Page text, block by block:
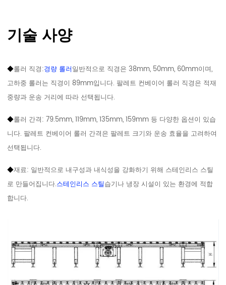
기술 사양
◆롤러 직경:경량 롤러일반적으로 직경은 38mm, 50mm, 60mm이며,
고하중 롤러는 직경이 89mm입니다. 팔레트 컨베이어 롤러 직경은 적재
중량과 운송 거리에 따라 선택됩니다.
◆롤러 간격: 79.5mm, 119mm, 135mm, 159mm 등 다양한 옵션이 있습
니다. 팔레트 컨베이어 롤러 간격은 팔레트 크기와 운송 효율을 고려하여
선택됩니다.
◆재료: 일반적으로 내구성과 내식성을 강화하기 위해 스테인리스 스틸
로 만들어집니다.스테인리스 스틸습기나 냉장 시설이 있는 환경에 적합
합니다.